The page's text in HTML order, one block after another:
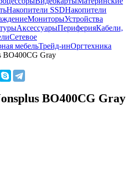
Накопители SSDНакопители
МониторыУстройства
АксессуарыПериферияКабели,
Сетевое
мебельТрейд-инОргтехника
BO400CG Gray
BO400CG Gray